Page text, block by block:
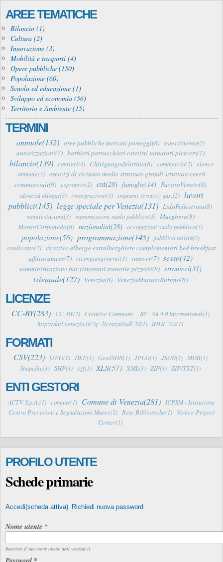
AREE TEMATICHE
Bilancio (1)
Cultura (2)
Innovazione (3)
Mobilità e trasporti (4)
Opere pubbliche (150)
Popolazione (60)
Scuola ed educazione (1)
Sviluppo ed economia (56)
Territorio e Ambiente (15)
TERMINI
annuale(132) aree pubbliche mercati posteggi(8) asservimento(2)
autorizzazioni(7) barbieri parrucchieri estetisti tatuatori piercers(7)
bilancio(139) cantieri(4) ChirignagoZelarino(8) commercio(2) elenco
annuale(3) esercizi di vicinato medie strutture grandi strutture centri
commerciali(9) esproprio(2) età(28) famiglie(14) FavaroVeneto(8)
idoneità alloggi(3) immigrazione(3) impianti termici; gas;(2) lavori
pubblici(145) legge speciale per Venezia(131) LidoPellestrina(8)
manifestazioni(3) manomissioni suolo pubblico(3) Marghera(8)
MestreCarpenedo(8) nazionalità(28) occupazioni suolo pubblico(3)
popolazione(56) programmazione(145) pubblica utilità(2)
rendiconto(2) ricettive albergo extralberghiere complementari bed breakfast
affittacamere(7)
ricongiungimenti(3) rumore(7) sesso(42)
somministrazione bar ristoranti trattorie pizzerie(8) stranieri(31)
triennale(127) Venezia(8) VeneziaMuranoBurano(8)
LICENZE
CC-BY(283) CC_BY(2)
Creative Commons -- BY - SA 4.0 International(1)
http://dati.venezia.it/?q=licenza/iodl-20(1)
IODL-2.0(1)
FORMATI
CSV(223) DWG(1) DXF(1) GeoJSON(1) JPEG(1) JSON(2)
MDB(1)
Shapefile(1) SHP(1) tiff(1) XLS(57) XML(1) ZIP(1) ZIP/TXT(1)
ENTI GESTORI
ACTV S.p.A.(1) comune(1) Comune di Venezia(281)
ICPSM - Istituzione
Centro Previsioni e Segnalazioni Maree(1)
Rete Biblioteche(1)
Venice Project
Center(1)
PROFILO UTENTE
Schede primarie
Accedi(scheda attiva) Richiedi nuova password
Nome utente *
Inserisci il tuo nome utente dati.venezia.it.